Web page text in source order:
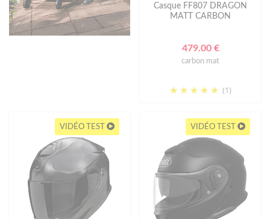
Casque FF807 DRAGON
MATT CARBON
479.00 €
carbon mat
(1)
VIDÉO TEST VIDÉO TEST